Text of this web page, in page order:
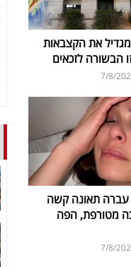
מגדיל את הקצבאות
הבשורה לזכאים
7/8/
עברה תאונה קשה
מטורפת, הפה
7/8/